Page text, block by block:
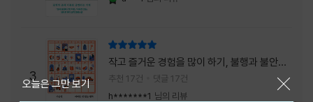
3
작고 즐거운 경험을 많이 하기, 불행과 불안을
회피하지 말기, 그리고 좋은 사람을 많이 만나
기.
추천 17건
댓글 17건
h*******1 님의 리뷰
오늘은 그만 보기